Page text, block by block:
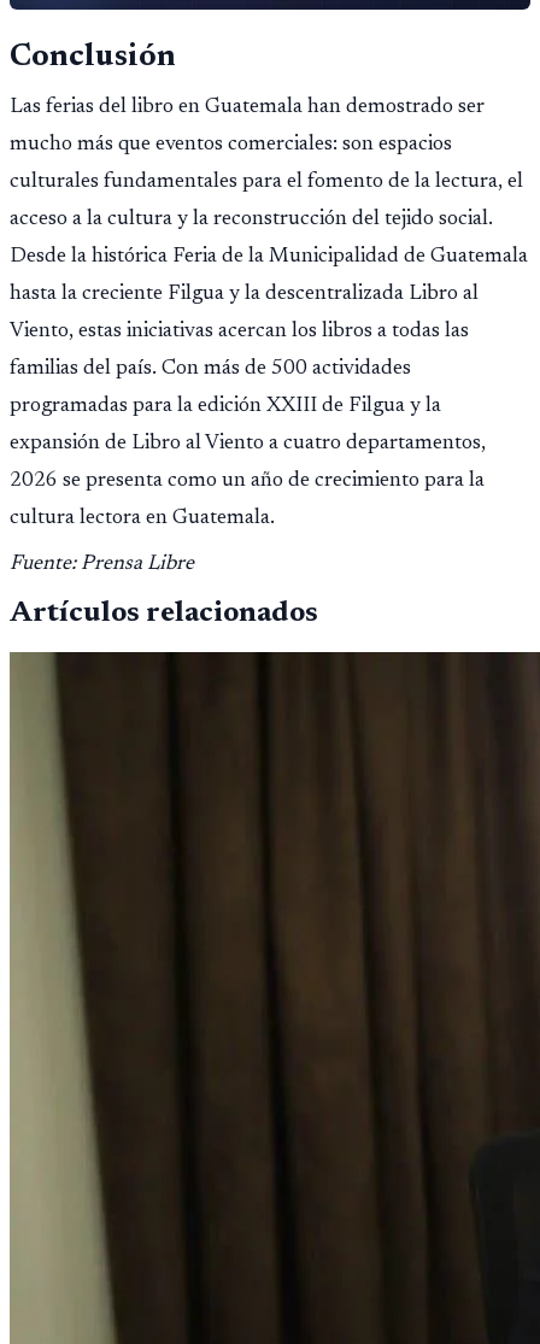
Conclusión
Las ferias del libro en Guatemala han demostrado ser
mucho más que eventos comerciales: son espacios
culturales fundamentales para el fomento de la lectura, el
acceso a la cultura y la reconstrucción del tejido social.
Desde la histórica Feria de la Municipalidad de Guatemala
hasta la creciente Filgua y la descentralizada Libro al
Viento, estas iniciativas acercan los libros a todas las
familias del país. Con más de 500 actividades
programadas para la edición XXIII de Filgua y la
expansión de Libro al Viento a cuatro departamentos,
2026 se presenta como un año de crecimiento para la
cultura lectora en Guatemala.
Fuente: Prensa Libre
Artículos relacionados